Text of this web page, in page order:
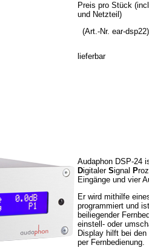
Preis pro Stück
und Netzteil)
(Art.-Nr. ear-
lieferbar
Audaphon DSP-24
Digitaler Signal P
Eingänge und vier
Er wird mithilfe
programmiert und
beiliegender
einstell- oder
Display hilft bei
per Fernbedienung.